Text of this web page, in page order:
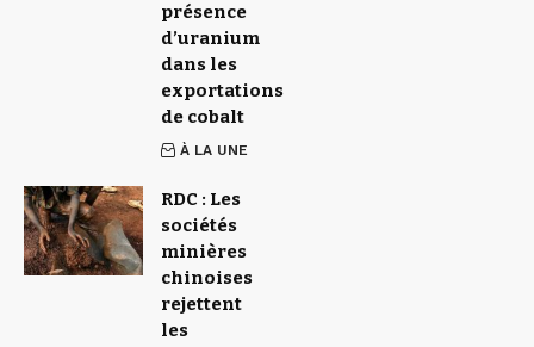
présence
d’uranium
dans les
exportations
de cobalt
À LA UNE
RDC : Les
sociétés
minières
chinoises
rejettent
les